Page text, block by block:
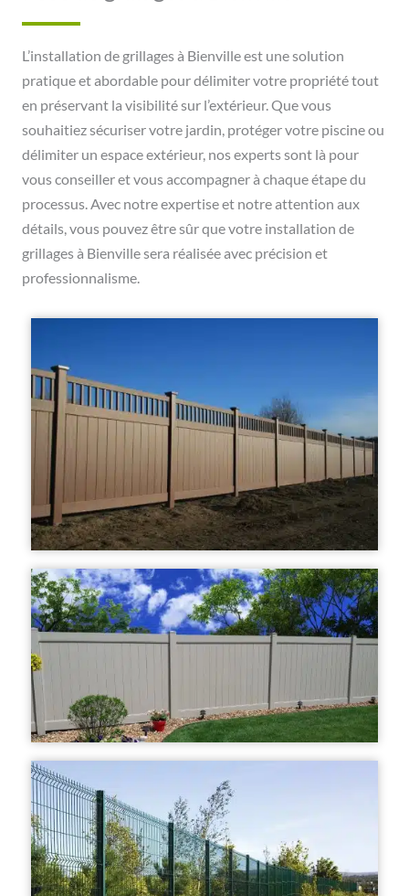
L’installation de grillages à Bienville est une solution
pratique et abordable pour délimiter votre propriété tout
en préservant la visibilité sur l’extérieur. Que vous
souhaitiez sécuriser votre jardin, protéger votre piscine ou
délimiter un espace extérieur, nos experts sont là pour
vous conseiller et vous accompagner à chaque étape du
processus. Avec notre expertise et notre attention aux
détails, vous pouvez être sûr que votre installation de
grillages à Bienville sera réalisée avec précision et
professionnalisme.